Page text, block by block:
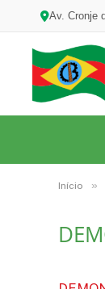
Av. Cronje
Início »